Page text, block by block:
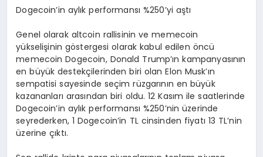
Dogecoin’in aylık performansı %250’yi aştı
Genel olarak altcoin rallisinin ve memecoin
yükselişinin göstergesi olarak kabul edilen öncü
memecoin Dogecoin, Donald Trump’ın kampanyasının
en büyük destekçilerinden biri olan Elon Musk’ın
sempatisi sayesinde seçim rüzgarının en büyük
kazananları arasından biri oldu. 12 Kasım ile saatlerinde
Dogecoin’in aylık performansı %250’nin üzerinde
seyrederken, 1 Dogecoin’in TL cinsinden fiyatı 13 TL’nin
üzerine çıktı.